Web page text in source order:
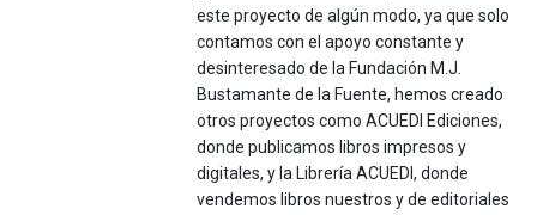
este proyecto de algún modo, ya que solo
contamos con el apoyo constante y
desinteresado de la Fundación M.J.
Bustamante de la Fuente, hemos creado
otros proyectos como ACUEDI Ediciones,
donde publicamos libros impresos y
digitales, y la Librería ACUEDI, donde
vendemos libros nuestros y de editoriales